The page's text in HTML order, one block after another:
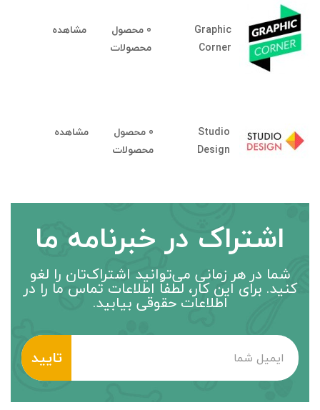
Graphic
Corner
0 محصول
مشاهده
محصولات
Studio
Design
0 محصول
مشاهده
محصولات
اشتراک در خبرنامه ما
شما در هر زمانی می‌توانید اشتراک‌تان را لغو
کنید. برای این کار، لطفاً اطلاعات تماس ما را در
اطلاعات حقوقی بیابید.